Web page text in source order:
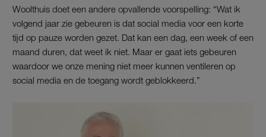
Woolthuis doet een andere opvallende voorspelling: “Wat ik
volgend jaar zie gebeuren is dat social media voor een korte
tijd op pauze worden gezet. Dat kan een dag, een week of een
maand duren, dat weet ik niet. Maar er gaat iets gebeuren
waardoor we onze mening niet meer kunnen ventileren op
social media en de toegang wordt geblokkeerd.”